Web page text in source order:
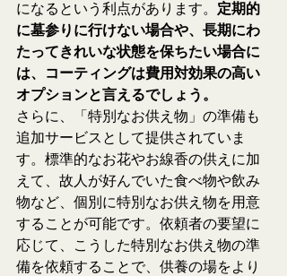
になるという利点があります。 定期的
に墓参りに行けない場合や、長期にわ
たってきれいな状態を保ちたい場合に
は、コーティングは費用対効果の高い
オプションと言えるでしょう。
さらに、「特別なお供え物」の準備も
追加サービスとして提供されていま
す。標準的なお花やお線香の供えに加
えて、故人が好んでいた食べ物や飲み
物など、個別に特別なお供え物を用意
することが可能です。依頼者の要望に
応じて、こうした特別なお供え物の準
備を依頼することで、供養の場をより